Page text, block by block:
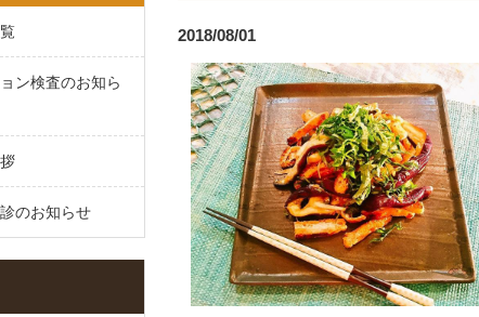
ン検査のお知ら
のお知らせ
2018/08/01